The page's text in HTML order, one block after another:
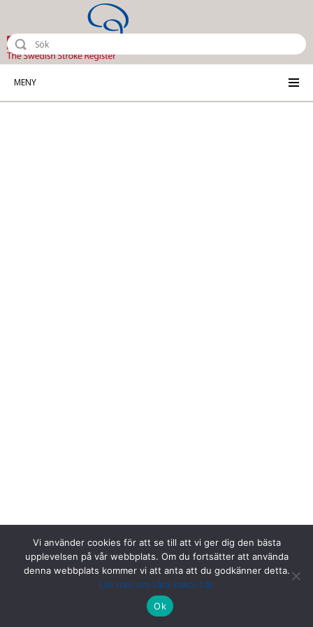
MENY
Riksstroke, Målpunkt PA rum 1013, Norrlands universitetssjukhus,
Vi använder cookies för att se till att vi ger dig den bästa
upplevelsen på vår webbplats. Om du fortsätter att använda
denna webbplats kommer vi att anta att du godkänner detta.
Läs mer om våra kakor här
Ok